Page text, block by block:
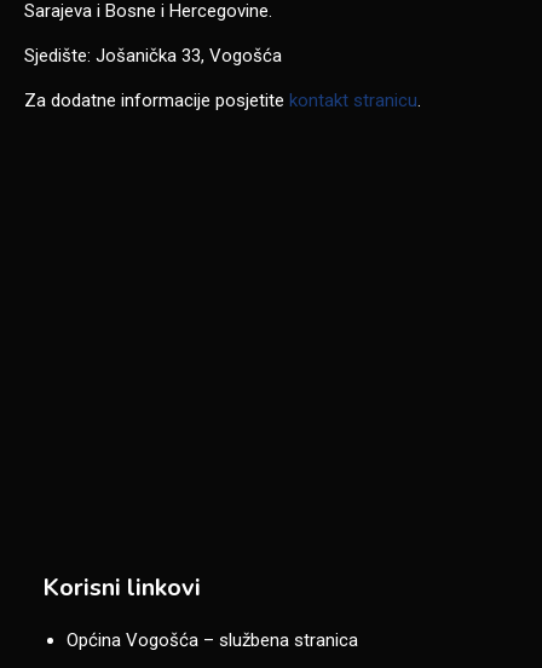
Sarajeva i Bosne i Hercegovine.
Sjedište: Jošanička 33, Vogošća
Za dodatne informacije posjetite kontakt stranicu.
Korisni linkovi
Općina Vogošća – službena stranica